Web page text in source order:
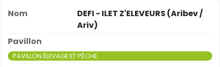
Acteur du développement durable, nous agissons
pour le développement et la structuration des
filières de recyclage à la Réunion et dans l’océan
Indien. Cycléa œuvre ainsi pour la protection de
l’environnement et en faveur d’une économie
DEFI - ILET Z'ELEVEURS (Aribev /
Ariv)
PAVILLON ÉLEVAGE ET PÊCHE